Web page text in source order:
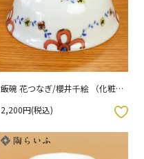
飯碗 花つなぎ/櫻井千絵 （化粧箱
2,200円(税込)